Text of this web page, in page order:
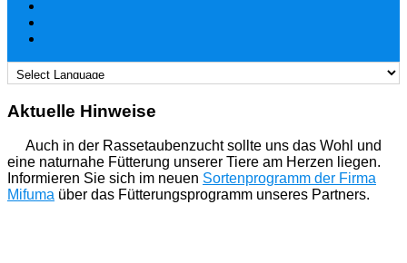
Aktuelle Hinweise
Auch in der Rassetaubenzucht sollte uns das Wohl und
eine naturnahe Fütterung unserer Tiere am Herzen liegen.
Informieren Sie sich im neuen Sortenprogramm der Firma
Mifuma über das Fütterungsprogramm unseres Partners.